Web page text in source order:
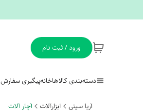
ورود / ثبت نام
دسته‌بندی کالاهاخانهپیگیری سفارش
آریا سیتی ابزارآلات آچار آلات